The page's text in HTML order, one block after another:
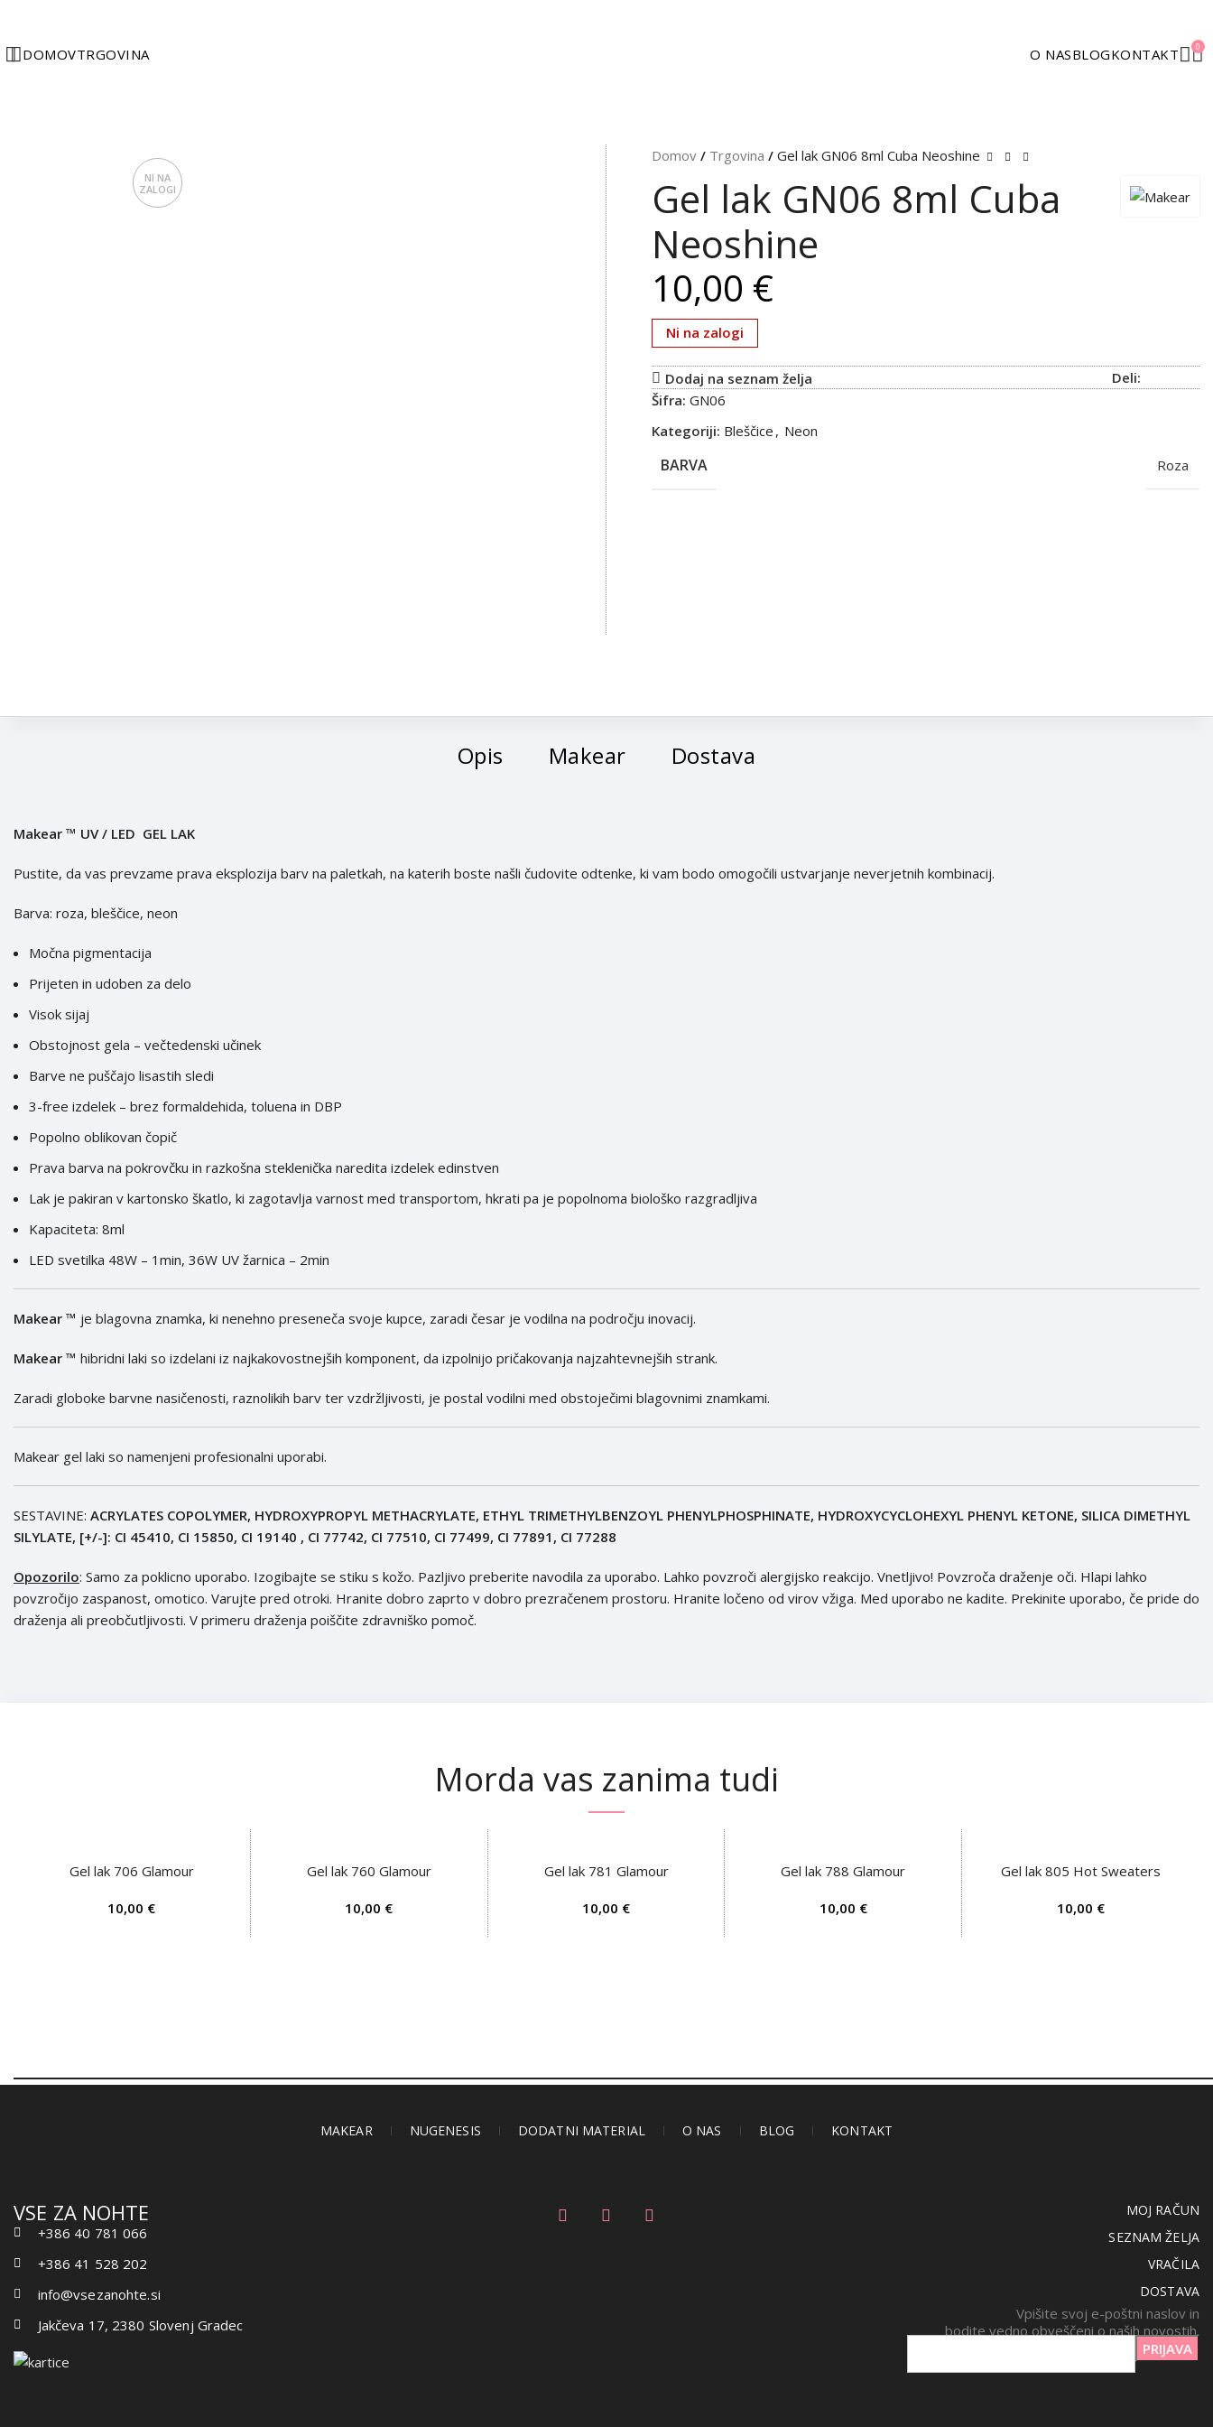
DOMOVTRGOVINA O NASBLOGKONTAKT 0
NI NA
ZALOGI
Domov / Trgovina / Gel lak GN06 8ml Cuba Neoshine
Gel lak GN06 8ml Cuba
Neoshine
€
Ni na zalogi
Dodaj na seznam želja
Deli:
Šifra: GN06
Kategoriji: Bleščice , Neon
BARVA Roza
Opis Makear Dostava
Makear ™ UV / LED GEL LAK
Pustite, da vas prevzame prava eksplozija barv na paletkah, na katerih boste našli čudovite odtenke, ki vam bodo omogočili ustvarjanje neverjetnih kombinacij.
Barva: roza, bleščice, neon
Močna pigmentacija
Prijeten in udoben za delo
Visok sijaj
Obstojnost gela – večtedenski učinek
Barve ne puščajo lisastih sledi
3-free izdelek – brez formaldehida, toluena in DBP
Popolno oblikovan čopič
Prava barva na pokrovčku in razkošna steklenička naredita izdelek edinstven
Lak je pakiran v kartonsko škatlo, ki zagotavlja varnost med transportom, hkrati pa je popolnoma biološko razgradljiva
Kapaciteta: 8ml
LED svetilka 48W – 1min, 36W UV žarnica – 2min
Makear ™ je blagovna znamka, ki nenehno preseneča svoje kupce, zaradi česar je vodilna na področju inovacij.
Makear ™hibridni laki so izdelani iz najkakovostnejših komponent, da izpolnijo pričakovanja najzahtevnejših strank.
Zaradi globoke barvne nasičenosti, raznolikih barv ter vzdržljivosti, je postal vodilni med obstoječimi blagovnimi znamkami.
Makear gel laki so namenjeni profesionalni uporabi.
SESTAVINE:ACRYLATES COPOLYMER, HYDROXYPROPYL METHACRYLATE, ETHYL TRIMETHYLBENZOYL PHENYLPHOSPHINATE, HYDROXYCYCLOHEXYL PHENYL KETONE, SILICA DIMETHYL
SILYLATE, [+/-]: CI 45410, CI 15850, CI 19140 , CI 77742, CI 77510, CI 77499, CI 77891, CI 77288
Opozorilo: Samo za poklicno uporabo. Izogibajte se stiku s kožo. Pazljivo preberite navodila za uporabo. Lahko povzroči alergijsko reakcijo. Vnetljivo! Povzroča draženje oči. Hlapi lahko
povzročijo zaspanost, omotico. Varujte pred otroki. Hranite dobro zaprto v dobro prezračenem prostoru. Hranite ločeno od virov vžiga. Med uporabo ne kadite. Prekinite uporabo, če pride do
draženja ali preobčutljivosti. V primeru draženja poiščite zdravniško pomoč.
Morda vas zanima tudi
DODAJ V KOŠARICO
Gel lak 706 Glamour
€
DODAJ V KOŠARICO
Gel lak 760 Glamour
€
DODAJ V KOŠARICO
Gel lak 781 Glamour
€
DODAJ V KOŠARICO
Gel lak 788 Glamour
€
DODAJ V KOŠARICO
Gel lak 805 Hot Sweaters
€
MAKEAR NUGENESIS DODATNI MATERIAL O NAS BLOG KONTAKT
VSE ZA NOHTE
+386 40 781 066
+386 41 528 202
info@vsezanohte.si
Jakčeva 17, 2380 Slovenj Gradec
MOJ RAČUN
SEZNAM ŽELJA
VRAČILA
DOSTAVA
Vpišite svoj e-poštni naslov in
bodite vedno obveščeni o naših novostih.